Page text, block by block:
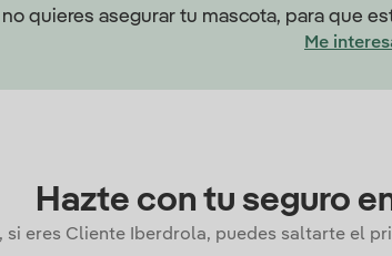
quieres asegurar tu mascota, para que
Me
Hazte con tu seguro
si eres Cliente Iberdrola, puedes saltarte el